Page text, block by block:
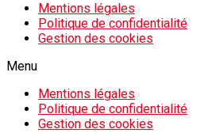
Mentions légales
Politique de confidentialité
Gestion des cookies
Menu
Mentions légales
Politique de confidentialité
Gestion des cookies